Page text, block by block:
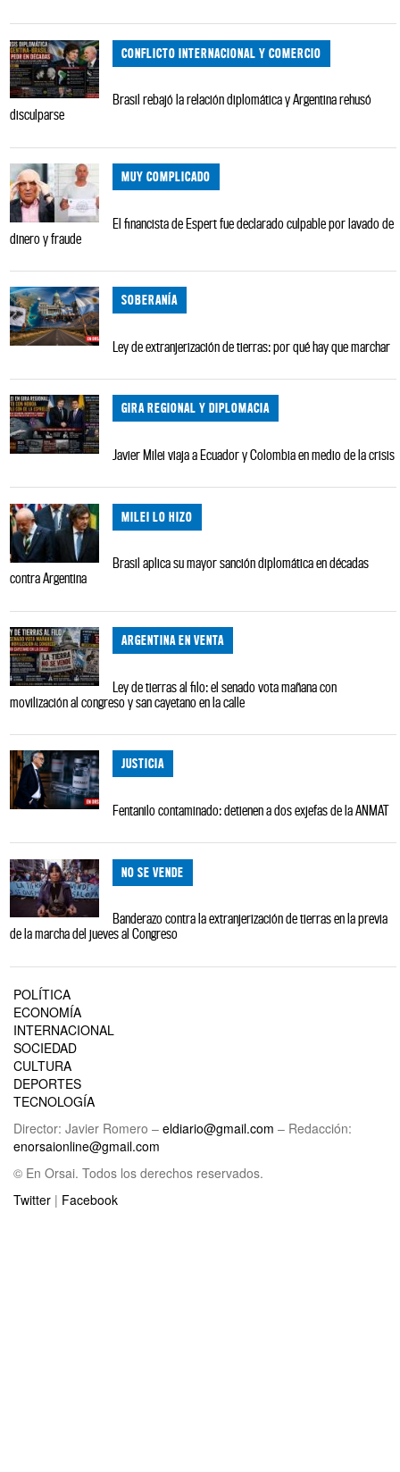
CONFLICTO INTERNACIONAL Y COMERCIO
Brasil rebajó la relación diplomática y Argentina rehusó
disculparse
MUY COMPLICADO
El financista de Espert fue declarado culpable por lavado de
dinero y fraude
SOBERANÍA
Ley de extranjerización de tierras: por qué hay que marchar
GIRA REGIONAL Y DIPLOMACIA
Javier Milei viaja a Ecuador y Colombia en medio de la crisis
MILEI LO HIZO
Brasil aplica su mayor sanción diplomática en décadas
contra Argentina
ARGENTINA EN VENTA
Ley de tierras al filo: el senado vota mañana con
movilización al congreso y san cayetano en la calle
JUSTICIA
Fentanilo contaminado: detienen a dos exjefas de la ANMAT
NO SE VENDE
Banderazo contra la extranjerización de tierras en la previa
de la marcha del jueves al Congreso
POLÍTICA
ECONOMÍA
INTERNACIONAL
SOCIEDAD
CULTURA
DEPORTES
TECNOLOGÍA
Director: Javier Romero – eldiario@gmail.com – Redacción:
enorsaionline@gmail.com
© En Orsai. Todos los derechos reservados.
Twitter | Facebook